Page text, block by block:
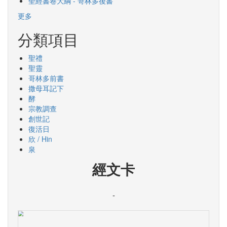
更多
分類項目
聖禮
聖靈
哥林多前書
撒母耳記下
酵
宗教調查
創世記
復活日
欣 / Hin
泉
經文卡
-